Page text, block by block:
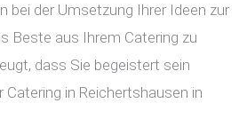
bei der Umsetzung Ihrer Ideen zur
Beste aus Ihrem Catering zu
dass Sie begeistert sein
Catering in Reichertshausen in